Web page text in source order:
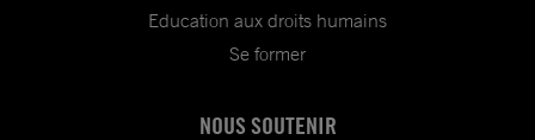
Education aux droits humains
Se former
NOUS SOUTENIR